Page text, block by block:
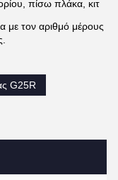
πίσω πλάκα, κιτ
τον αριθμό μέρους
G25R